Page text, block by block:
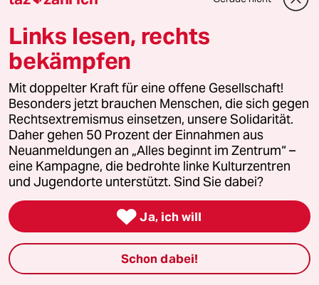
Anzeigen
Fragen & Hilfe
Feedback
Aboservice
ePaper Login
Downloads für Abonnierende
Links lesen, rechts
bekämpfen
Mit doppelter Kraft für eine offene Gesellschaft!
Besonders jetzt brauchen Menschen, die sich gegen
Rechtsextremismus einsetzen, unsere Solidarität.
Daher gehen 50 Prozent der Einnahmen aus
Neuanmeldungen an „Alles beginnt im Zentrum“ –
eine Kampagne, die bedrohte linke Kulturzentren
und Jugendorte unterstützt. Sind Sie dabei?
 Ja, ich will
Schon dabei!